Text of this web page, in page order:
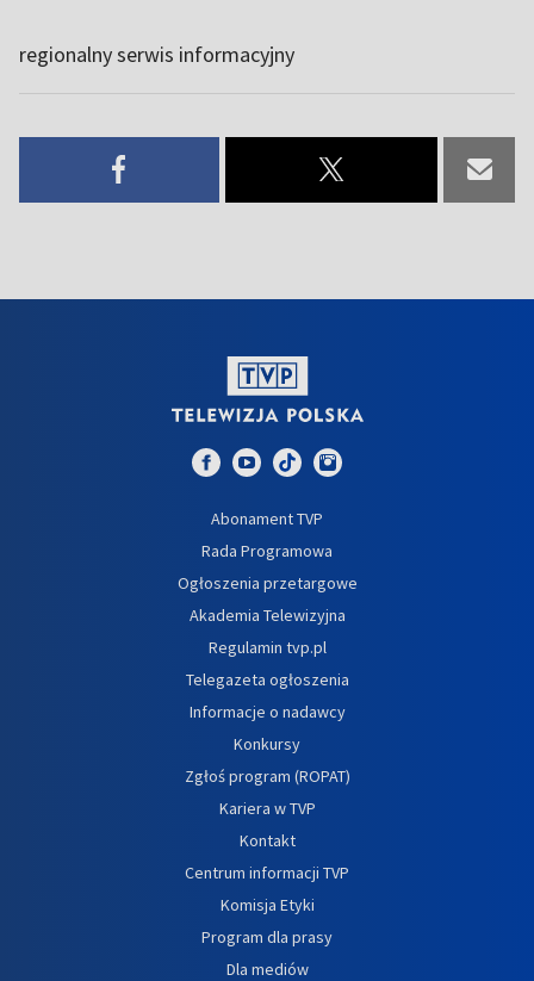
regionalny serwis informacyjny
Abonament TVP
Rada Programowa
Ogłoszenia przetargowe
Akademia Telewizyjna
Regulamin tvp.pl
Telegazeta ogłoszenia
Informacje o nadawcy
Konkursy
Zgłoś program (ROPAT)
Kariera w TVP
Kontakt
Centrum informacji TVP
Komisja Etyki
Program dla prasy
Dla mediów